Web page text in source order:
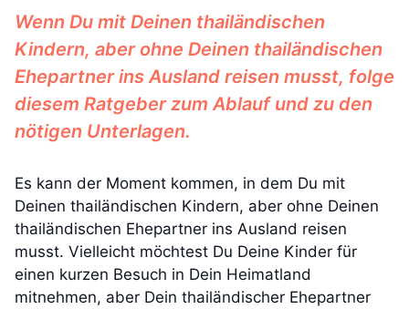
Wenn Du mit Deinen thailändischen
Kindern, aber ohne Deinen thailändischen
Ehepartner ins Ausland reisen musst, folge
diesem Ratgeber zum Ablauf und zu den
nötigen Unterlagen.
Es kann der Moment kommen, in dem Du mit
Deinen thailändischen Kindern, aber ohne Deinen
thailändischen Ehepartner ins Ausland reisen
musst. Vielleicht möchtest Du Deine Kinder für
einen kurzen Besuch in Dein Heimatland
mitnehmen, aber Dein thailändischer Ehepartner